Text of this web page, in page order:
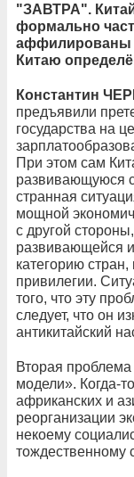
"ЗАВТРА".
формально
аффилированы
Китаю
Константин
предъявили
государства на
При этом сам
развивающуюся
странная
мощной
с другой
развивающейся
категорию
привилегии.
того, что эту
следует, что он
антикитайский
Вторая проблема
модели». Когда-
африканских и
реорганизации
некоему
тождественному